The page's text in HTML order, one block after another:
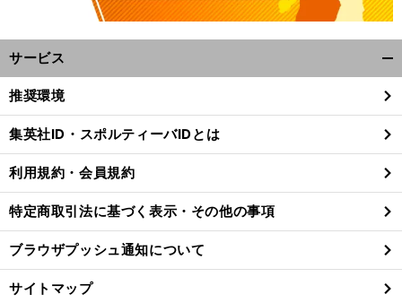
サービス
閉
る
推奨環境
集英社ID・スポルティーバIDとは
利用規約・会員規約
特定商取引法に基づく表示・その他の事項
ブラウザプッシュ通知について
サイトマップ